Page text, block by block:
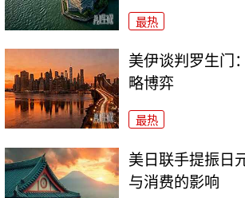
最热
美伊谈判罗生门
略博弈
最热
美日联手提振日
与消费的影响